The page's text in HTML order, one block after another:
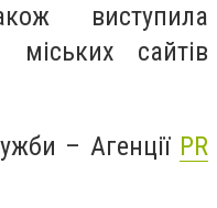
виступила
міських сайтів
– Агенції PR